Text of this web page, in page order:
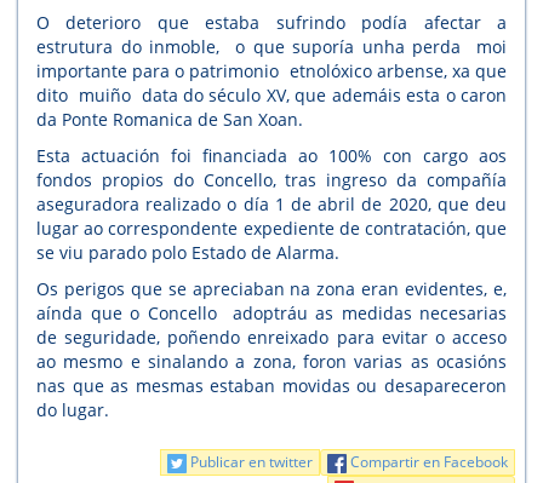
O deterioro que estaba sufrindo podía afectar a
estrutura do inmoble, o que suporía unha perda moi
importante para o patrimonio etnolóxico arbense, xa que
dito muiño data do século XV, que ademáis esta o caron
da Ponte Romanica de San Xoan.
Esta actuación foi financiada ao 100% con cargo aos
fondos propios do Concello, tras ingreso da compañía
aseguradora realizado o día 1 de abril de 2020, que deu
lugar ao correspondente expediente de contratación, que
se viu parado polo Estado de Alarma.
Os perigos que se apreciaban na zona eran evidentes, e,
aínda que o Concello adoptráu as medidas necesarias
de seguridade, poñendo enreixado para evitar o acceso
ao mesmo e sinalando a zona, foron varias as ocasións
nas que as mesmas estaban movidas ou desapareceron
do lugar.
Compartir en Facebook
Publicar en twitter